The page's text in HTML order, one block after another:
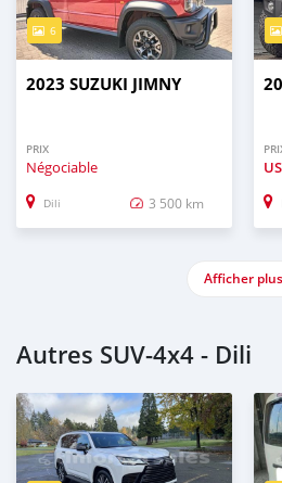
6
2023 SUZUKI JIMNY
PRIX
Négociable
Dili 3 500 km
Afficher plus
Autres SUV‒4x4 - Dili